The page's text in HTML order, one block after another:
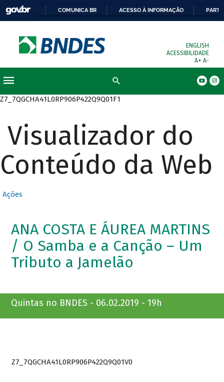
COMUNICA BR ACESSO À INFORMAÇÃO
ENGLISH
ACESSIBILIDADE
A+ A-
Z7_7QGCHA41L0RP906P422Q9Q01F1
Visualizador do
Conteúdo da Web
Ações
ANA COSTA E ÁUREA MARTINS
/ O Samba e a Canção – Um
Tributo a Jamelão
Quintas no BNDES - 06.02.2019 - 19h
Z7_7QGCHA41L0RP906P422Q9Q01V0